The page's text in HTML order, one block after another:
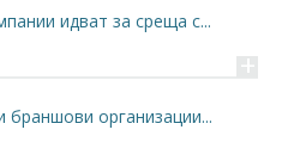
идват за среща с...
+
организации...